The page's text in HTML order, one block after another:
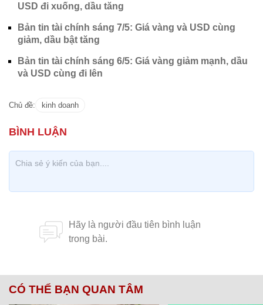
USD đi xuống, dầu tăng
Bản tin tài chính sáng 7/5: Giá vàng và USD cùng
giảm, dầu bật tăng
Bản tin tài chính sáng 6/5: Giá vàng giảm mạnh, dầu
và USD cùng đi lên
Chủ đề: kinh doanh
CÓ THỂ BẠN QUAN TÂM